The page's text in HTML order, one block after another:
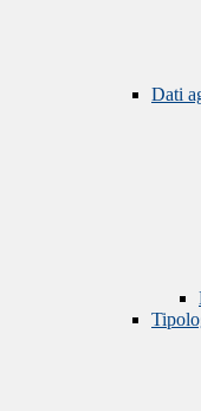
Dati